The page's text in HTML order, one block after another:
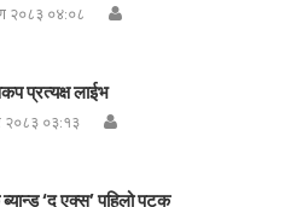
२०८३ ०४:०८
प्रत्यक्ष लाईभ
२०८३ ०३:१३
‘द एक्स’ पहिलो पटक